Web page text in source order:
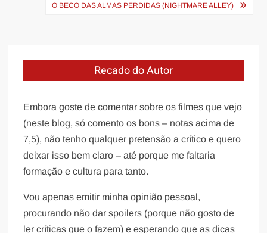
O BECO DAS ALMAS PERDIDAS (NIGHTMARE ALLEY)
Recado do Autor
Embora goste de comentar sobre os filmes que vejo
(neste blog, só comento os bons – notas acima de
7,5), não tenho qualquer pretensão a crítico e quero
deixar isso bem claro – até porque me faltaria
formação e cultura para tanto.
Vou apenas emitir minha opinião pessoal,
procurando não dar spoilers (porque não gosto de
ler críticas que o fazem) e esperando que as dicas